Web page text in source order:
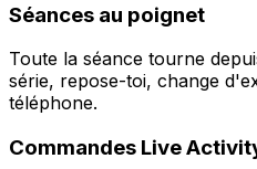
Séances au poignet
Toute la séance tourne
série, repose-toi, change
téléphone.
Commandes Live